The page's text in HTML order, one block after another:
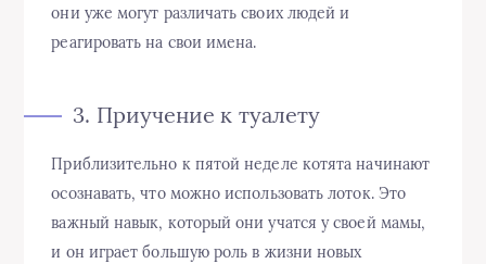
они уже могут различать своих людей и
реагировать на свои имена.
3. Приучение к туалету
Приблизительно к пятой неделе котята начинают
осознавать, что можно использовать лоток. Это
важный навык, который они учатся у своей мамы,
и он играет большую роль в жизни новых